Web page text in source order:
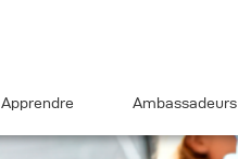
Apprendre Ambassadeurs